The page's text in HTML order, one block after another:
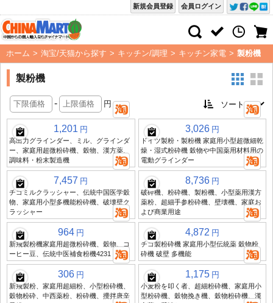
会員ログイン
新規会員登録
ホーム > 淘宝/天猫から探す > キッチン/調理 > キッチン家電 > 製粉機
製粉機
- 円
1,201 円
高出力グラインダー、ミル、グラインダ
ー、家庭用超微粉砕機、穀物、漢方薬、
調味料・粉末製造機
3,026 円
ドイツ製粉・製粉機 家庭用小型超微細乾
燥・湿式粉砕機 穀物や中国薬用材料用の
電動グラインダー
7,457 円
チゴミルクラッシャー、伝統中国医学穀
物、家庭用小型多機能粉砕機、破壊壁ク
ラッシャー
8,736 円
破砕機、粉砕機、製粉機、小型薬用漢方
薬粉、超細手参粉砕機、壁壊機、家庭お
よび商業用途
964 円
新飛製粉機家庭用超微粉砕機、穀物、コ
ーヒー豆、伝統中医補食粉機4231
4,872 円
チゴ製粉砕機 家庭用小型伝統薬 穀物粉
砕機 破壁 多機能
306 円
新飛製粉、家庭用超細粉、小型粉砕機、
穀物粉砕、中西薬粉、粉砕機、攪拌唐辛
1,175 円
小麦粉を叩く者、超細粉砕機、家庭用小
型粉砕機、穀物挽き機、穀物粉砕機、漢